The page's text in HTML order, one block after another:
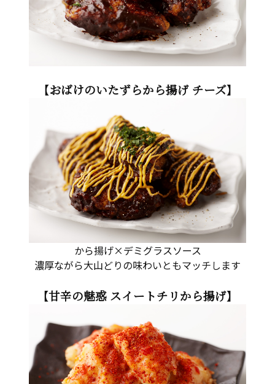
【おばけのいたずらから揚げ チーズ】
から揚げ×デミグラスソース
濃厚ながら大山どりの味わいともマッチします
【甘辛の魅惑 スイートチリから揚げ】